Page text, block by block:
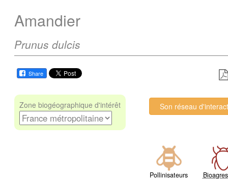
Amandier
Prunus dulcis
Share
Zone biogéographique d'intérêt Son réseau
Pollinisateurs